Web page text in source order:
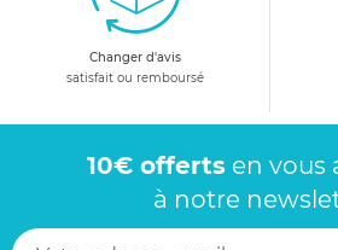
Changer d'avis
satisfait ou remboursé
10€ offerts en vous
à notre